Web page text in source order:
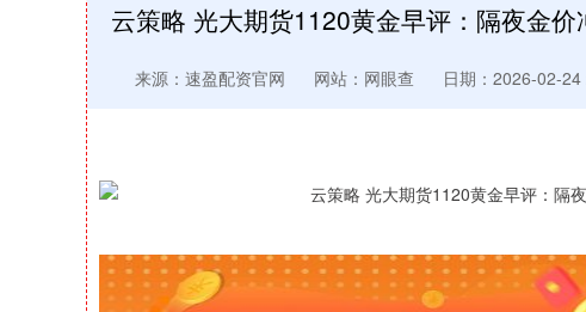
云策略 光大期货1120黄金早评：隔夜金
来源：速盈配资官网 网站：网眼查 日期：2026-02-24